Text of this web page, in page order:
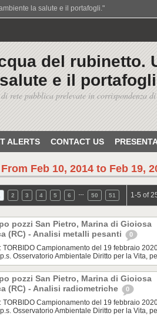
la salute e il portafogli."
del rubinetto.
e il
rete pubblica prelevate in corrispondenza
ALERTS CONTACT US
Feb 10, 2014 to Feb 19,
2 3 4 5 6 50 51 1-5 of
pozzi San Pietro, Marina di Gioiosa
(RC) - Analisi metalli pesanti
0
TORBIDO Campionamento del 19 febbraio
Osservatorio Ambientale Diritto per la Vita,
pozzi San Pietro, Marina di Gioiosa
(RC) - Analisi radiometriche
0
TORBIDO Campionamento del 19 febbraio
Osservatorio Ambientale Diritto per la Vita,